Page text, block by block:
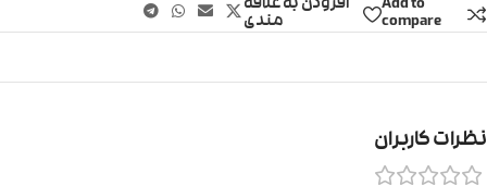
Add to
compare
افزودن به علاقه
مندی
نظرات کاربران